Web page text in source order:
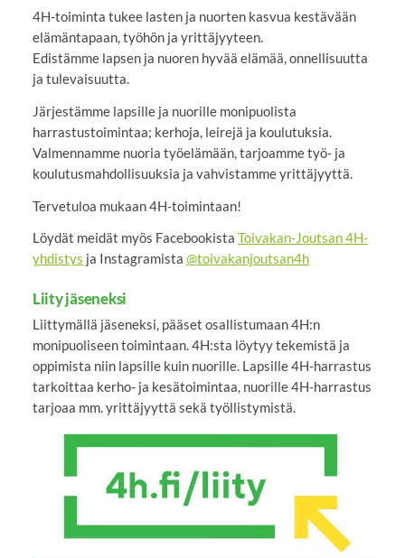
4H-toiminta tukee lasten ja nuorten kasvua kestävään
elämäntapaan, työhön ja yrittäjyyteen.
Edistämme lapsen ja nuoren hyvää elämää, onnellisuutta
ja tulevaisuutta.
Järjestämme lapsille ja nuorille monipuolista
harrastustoimintaa; kerhoja, leirejä ja koulutuksia.
Valmennamme nuoria työelämään, tarjoamme työ- ja
koulutusmahdollisuuksia ja vahvistamme yrittäjyyttä.
Tervetuloa mukaan 4H-toimintaan!
Löydät meidät myös Facebookista Toivakan-Joutsan 4H-
yhdistys ja Instagramista @toivakanjoutsan4h
Liity jäseneksi
Liittymällä jäseneksi, pääset osallistumaan 4H:n
monipuoliseen toimintaan. 4H:sta löytyy tekemistä ja
oppimista niin lapsille kuin nuorille. Lapsille 4H-harrastus
tarkoittaa kerho- ja kesätoimintaa, nuorille 4H-harrastus
tarjoaa mm. yrittäjyyttä sekä työllistymistä.